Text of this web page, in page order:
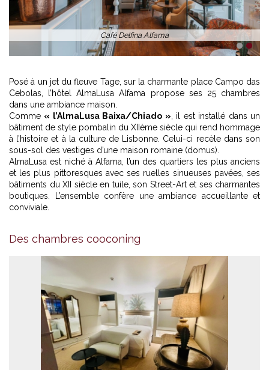
1 2
Posé à un jet du fleuve Tage, sur la charmante place Campo das
Cebolas, l’hôtel AlmaLusa Alfama propose ses 25 chambres
dans une ambiance maison.
Comme « l’AlmaLusa Baixa/Chiado », il est installé dans un
bâtiment de style pombalin du XIIème siècle qui rend hommage
à l’histoire et à la culture de Lisbonne. Celui-ci recèle dans son
sous-sol des vestiges d’une maison romaine (domus).
AlmaLusa est niché à Alfama, l’un des quartiers les plus anciens
et les plus pittoresques avec ses ruelles sinueuses pavées, ses
bâtiments du XII siècle en tuile, son Street-Art et ses charmantes
boutiques. L’ensemble confère une ambiance accueillante et
conviviale.
Des chambres cooconing
chambre supérieure et salle de bain -